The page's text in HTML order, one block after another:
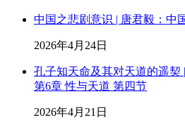
中国之悲剧意识 | 唐君毅：中
2026年4月24日
孔子知天命及其对天道的遥契
第6章 性与天道 第四节
2026年4月21日